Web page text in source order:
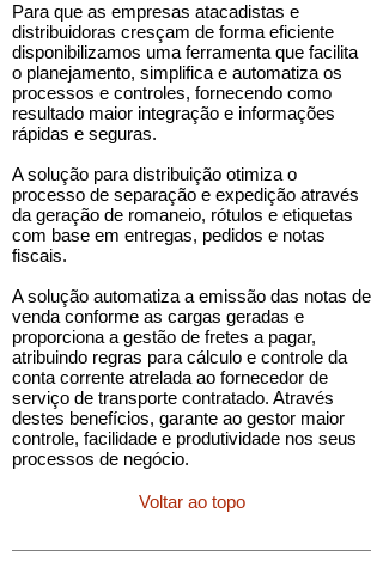
Para que as empresas atacadistas e
distribuidoras cresçam de forma eficiente
disponibilizamos uma ferramenta que facilita
o planejamento, simplifica e automatiza os
processos e controles, fornecendo como
resultado maior integração e informações
rápidas e seguras.
A solução para distribuição otimiza o
processo de separação e expedição através
da geração de romaneio, rótulos e etiquetas
com base em entregas, pedidos e notas
fiscais.
A solução automatiza a emissão das notas de
venda conforme as cargas geradas e
proporciona a gestão de fretes a pagar,
atribuindo regras para cálculo e controle da
conta corrente atrelada ao fornecedor de
serviço de transporte contratado. Através
destes benefícios, garante ao gestor maior
controle, facilidade e produtividade nos seus
processos de negócio.
Voltar ao topo